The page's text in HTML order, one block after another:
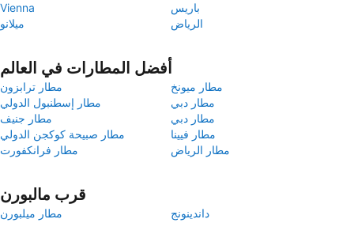
Vienna
باريس
ميلانو
الرياض
أفضل المطارات في العالم
مطار ترابزون
مطار ميونخ
مطار إسطنبول الدولي
مطار دبي
مطار جنيف
مطار دبي
مطار صبيحة كوكجن الدولي
مطار فيينا
مطار فرانكفورت
مطار الرياض
قرب مالبورن
مطار ميلبورن داندينونج